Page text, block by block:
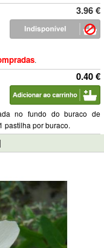
3.96 €
.
0.40 €
no fundo do buraco de
pastilha por buraco.